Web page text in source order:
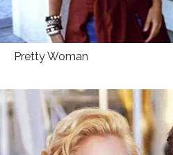
Pretty Woman